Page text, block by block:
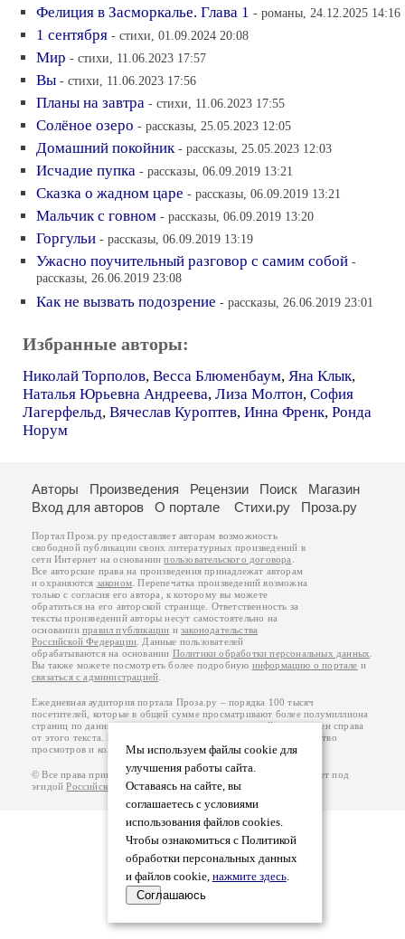
Фелиция в Засморкалье. Глава 1 - романы, 24.12.2025 14:16
1 сентября - стихи, 01.09.2024 20:08
Мир - стихи, 11.06.2023 17:57
Вы - стихи, 11.06.2023 17:56
Планы на завтра - стихи, 11.06.2023 17:55
Солёное озеро - рассказы, 25.05.2023 12:05
Домашний покойник - рассказы, 25.05.2023 12:03
Исчадие пупка - рассказы, 06.09.2019 13:21
Сказка о жадном царе - рассказы, 06.09.2019 13:21
Мальчик с говном - рассказы, 06.09.2019 13:20
Горгульи - рассказы, 06.09.2019 13:19
Ужасно поучительный разговор с самим собой -
рассказы, 26.06.2019 23:08
Как не вызвать подозрение - рассказы, 26.06.2019 23:01
Избранные авторы:
Николай Торполов, Весса Блюменбаум, Яна Клык,
Наталья Юрьевна Андреева, Лиза Молтон, София
Лагерфельд, Вячеслав Куроптев, Инна Френк, Ронда
Норум
Мы используем файлы cookie для
улучшения работы сайта.
Оставаясь на сайте, вы
соглашаетесь с условиями
использования файлов cookies.
Чтобы ознакомиться с Политикой
обработки персональных данных
и файлов cookie, нажмите здесь.
Соглашаюсь
Авторы Произведения Рецензии Поиск
Магазин
Вход для авторов
О портале Стихи.ру Проза.ру
Портал Проза.ру предоставляет авторам возможность
свободной публикации своих литературных произведений в
сети Интернет на основаниипользовательского договора
Все авторские права на произведения принадлежат авторам
и охраняются законом . Перепечатка произведений возможна
только с согласия его автора, к которому вы можете
обратиться на его авторской странице. Ответственность за
тексты произведений авторы несут самостоятельно на
основанииправил публикации изаконодательства
Российской Федерации . Данные пользователей
обрабатываются на основании Политики обработки персональных данных
Вы также можете посмотреть более подробную информацию о портале и
связаться с администрацией
Ежедневная аудитория портала Проза.ру – порядка 100 тысяч
посетителей, которые в общей сумме просматривают более полумиллиона
страниц по данным счетчика посещаемости, который расположен справа
от этого текста. В каждой графе указано по две цифры: количество
просмотров и количество посетителей.
© Все права принадлежат авторам, 2000-2026. Портал работает под
эгидойРоссийского союза писателей.18+